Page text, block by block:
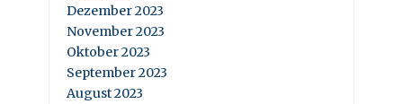
Dezember 2023
November 2023
Oktober 2023
September 2023
August 2023